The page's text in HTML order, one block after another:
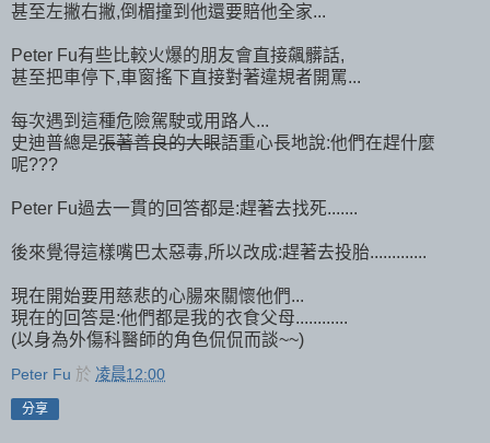
甚至左撇右撇,倒楣撞到他還要賠他全家...
Peter Fu有些比較火爆的朋友會直接飆髒話,
甚至把車停下,車窗搖下直接對著違規者開罵...
每次遇到這種危險駕駛或用路人...
史迪普總是張著善良的大眼語重心長地說:他們在趕什麼
呢???
Peter Fu過去一貫的回答都是:趕著去找死.......
後來覺得這樣嘴巴太惡毒,所以改成:趕著去投胎.............
現在開始要用慈悲的心腸來關懷他們...
現在的回答是:他們都是我的衣食父母............
(以身為外傷科醫師的角色侃侃而談~~)
Peter Fu 於 凌晨12:00
分享